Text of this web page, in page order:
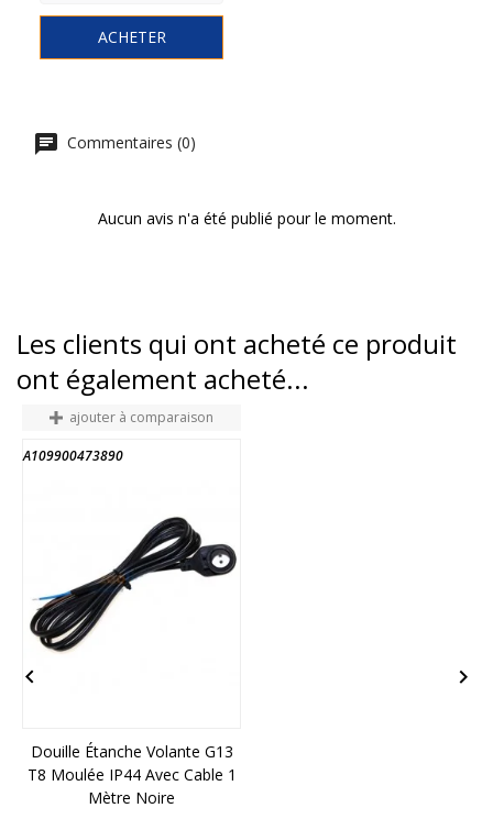
ACHETER
Commentaires (0)
Aucun avis n'a été publié pour le moment.
Les clients qui ont acheté ce produit
ont également acheté...
ajouter à comparaison
A109900473890
Douille Étanche Volante G13
T8 Moulée IP44 Avec Cable 1
Mètre Noire
 